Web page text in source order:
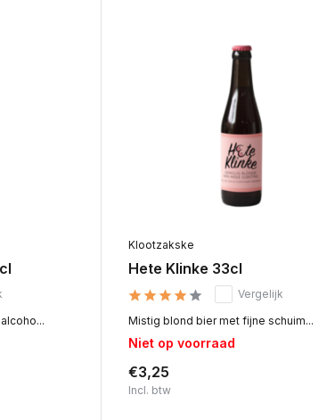
Klootzakske
Hete Klinke 33cl
Vergelijk
Mistig blond bier met fijne schuim...
Niet op voorraad
€3,25
Incl. btw